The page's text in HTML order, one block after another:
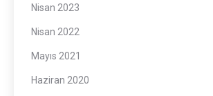
Nisan 2023
Nisan 2022
Mayıs 2021
Haziran 2020